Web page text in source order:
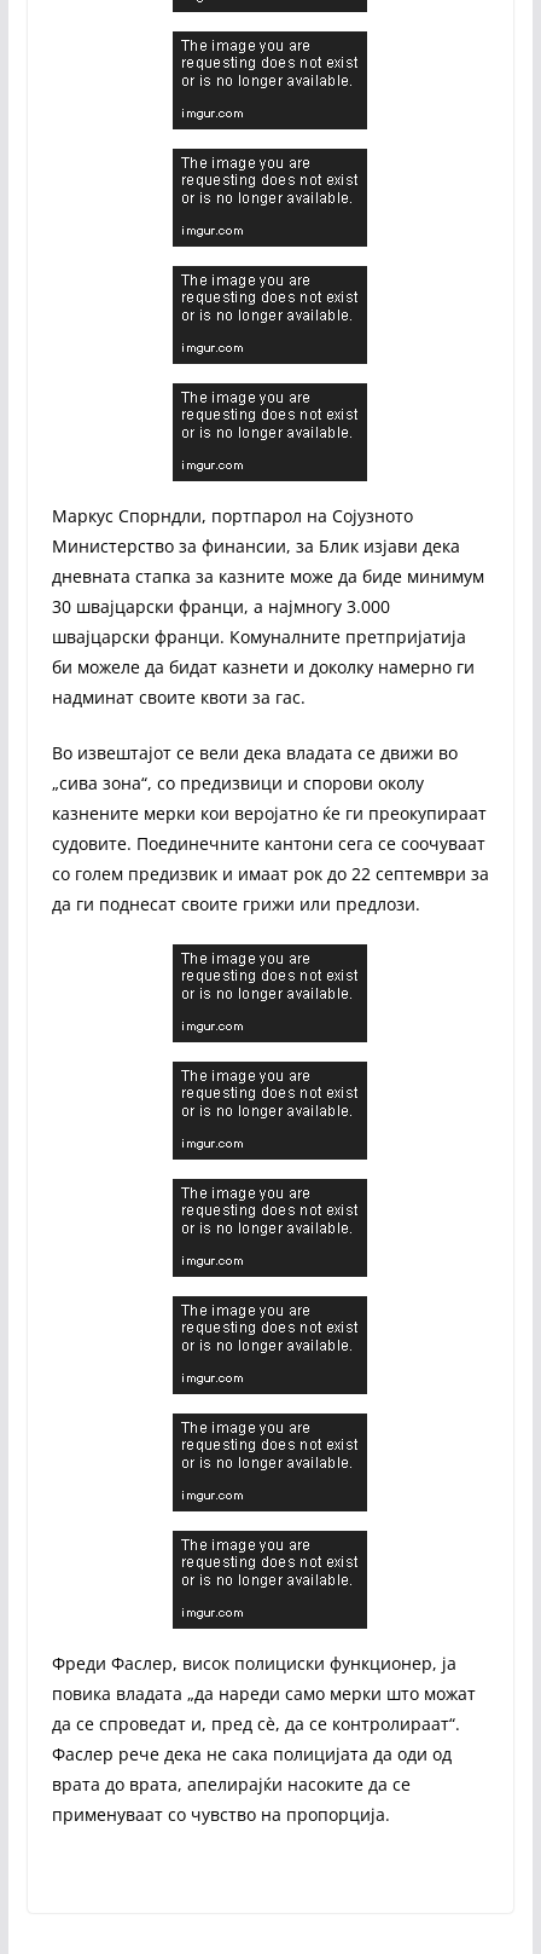
Маркус Спорндли, портпарол на Сојузното
Министерство за финансии, за Блик изјави дека
дневната стапка за казните може да биде минимум
30 швајцарски франци, а најмногу 3.000
швајцарски франци. Комуналните претпријатија
би можеле да бидат казнети и доколку намерно ги
надминат своите квоти за гас.
Во извештајот се вели дека владата се движи во
„сива зона“, со предизвици и спорови околу
казнените мерки кои веројатно ќе ги преокупираат
судовите. Поединечните кантони сега се соочуваат
со голем предизвик и имаат рок до 22 септември за
да ги поднесат своите грижи или предлози.
Фреди Фаслер, висок полициски функционер, ја
повика владата „да нареди само мерки што можат
да се спроведат и, пред сè, да се контролираат“.
Фаслер рече дека не сака полицијата да оди од
врата до врата, апелирајќи насоките да се
применуваат со чувство на пропорција.